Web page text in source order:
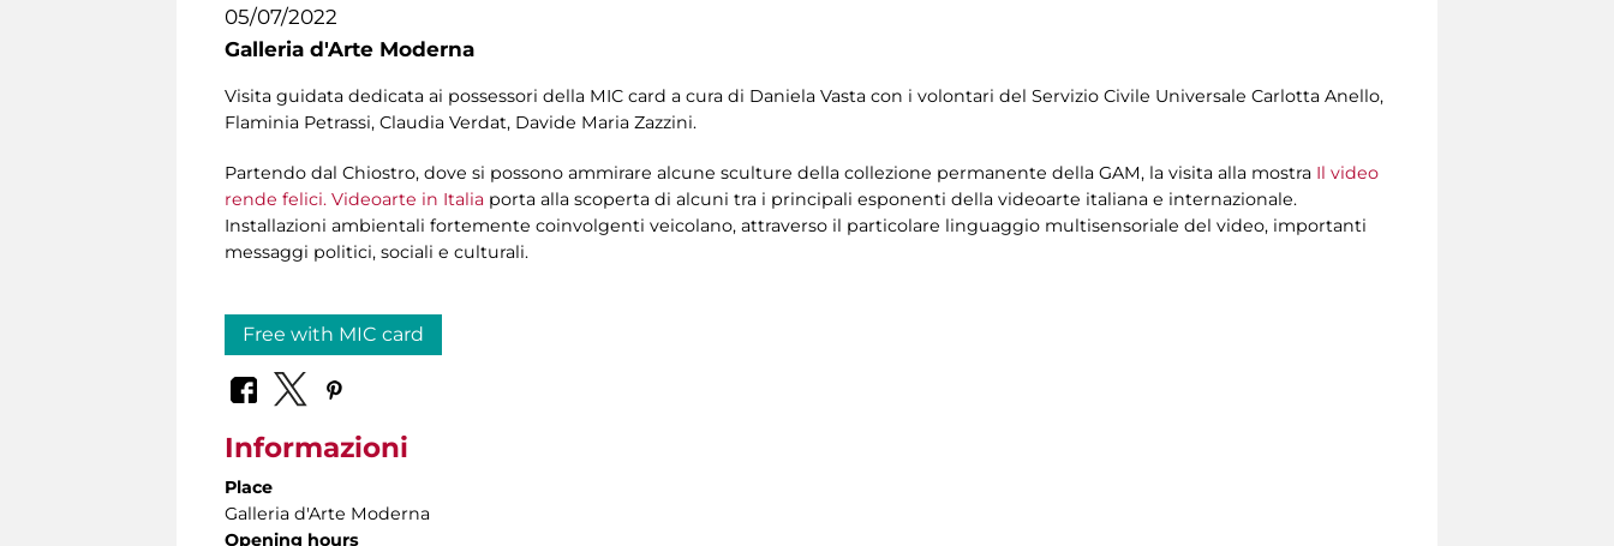
05/07/2022
Galleria d'Arte Moderna
Visita guidata dedicata ai possessori della MIC card a cura di Daniela Vasta con i volontari del Servizio Civile Universale Carlotta Anello,
Flaminia Petrassi, Claudia Verdat, Davide Maria Zazzini.
Partendo dal Chiostro, dove si possono ammirare alcune sculture della collezione permanente della GAM, la visita alla mostra Il video
rende felici. Videoarte in Italia porta alla scoperta di alcuni tra i principali esponenti della videoarte italiana e internazionale.
Installazioni ambientali fortemente coinvolgenti veicolano, attraverso il particolare linguaggio multisensoriale del video, importanti
messaggi politici, sociali e culturali.
Free with MIC card
Informazioni
Place
Galleria d'Arte Moderna
Opening hours